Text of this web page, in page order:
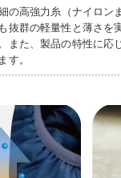
の高強力糸（ナイロン
抜群の軽量性と薄さを
また、製品の特性に
。